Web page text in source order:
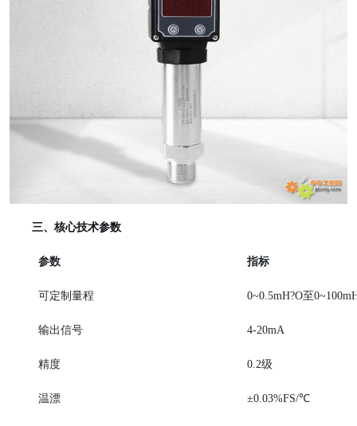
三、核心技术参数
参数 指标
可定制量程 0~0.5mH?O至
输出信号 4-20mA
精度 0.2级
温漂 ±0.03%FS/℃